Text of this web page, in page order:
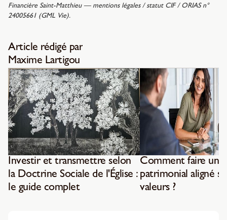
Financière Saint-Matthieu — mentions légales / statut CIF / ORIAS n°
24005661 (GML Vie).
Article rédigé par
Maxime Lartigou
Investir et transmettre selon
la Doctrine Sociale de l'Église :
le guide complet
Comment faire un
patrimonial aligné
valeurs ?